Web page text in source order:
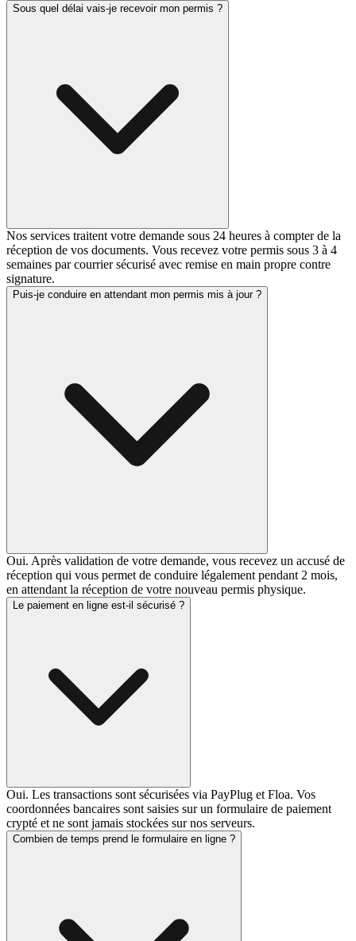
Sous quel délai vais-je recevoir mon permis ?
Nos services traitent votre demande sous 24 heures à compter de la
réception de vos documents. Vous recevez votre permis sous 3 à 4
semaines par courrier sécurisé avec remise en main propre contre
signature.
Puis-je conduire en attendant mon permis mis à jour ?
Oui. Après validation de votre demande, vous recevez un accusé de
réception qui vous permet de conduire légalement pendant 2 mois,
en attendant la réception de votre nouveau permis physique.
Le paiement en ligne est-il sécurisé ?
Oui. Les transactions sont sécurisées via PayPlug et Floa. Vos
coordonnées bancaires sont saisies sur un formulaire de paiement
crypté et ne sont jamais stockées sur nos serveurs.
Combien de temps prend le formulaire en ligne ?